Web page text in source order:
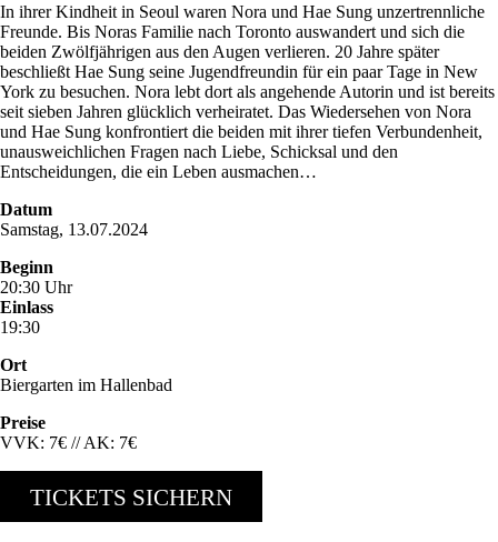
In ihrer Kindheit in Seoul waren Nora und Hae Sung unzertrennliche
Freunde. Bis Noras Familie nach Toronto auswandert und sich die
beiden Zwölfjährigen aus den Augen verlieren. 20 Jahre später
beschließt Hae Sung seine Jugendfreundin für ein paar Tage in New
York zu besuchen. Nora lebt dort als angehende Autorin und ist bereits
seit sieben Jahren glücklich verheiratet. Das Wiedersehen von Nora
und Hae Sung konfrontiert die beiden mit ihrer tiefen Verbundenheit,
unausweichlichen Fragen nach Liebe, Schicksal und den
Entscheidungen, die ein Leben ausmachen…
Datum
Samstag, 13.07.2024
Beginn
20:30 Uhr
Einlass
19:30
Ort
Biergarten im Hallenbad
Preise
VVK: 7€ // AK: 7€
TICKETS SICHERN